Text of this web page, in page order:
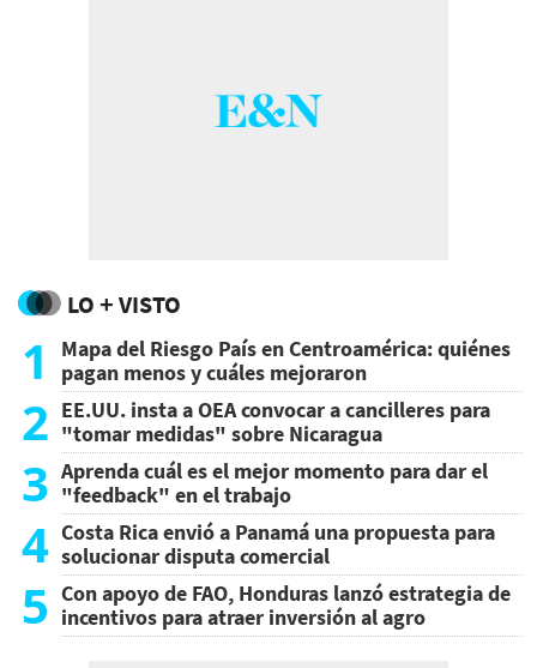
LO + VISTO
1
Mapa del Riesgo País en Centroamérica: quiénes
pagan menos y cuáles mejoraron
2 EE.UU. insta a OEA convocar a cancilleres para
"tomar medidas" sobre Nicaragua
3 Aprenda cuál es el mejor momento para dar el
"feedback" en el trabajo
4 Costa Rica envió a Panamá una propuesta para
solucionar disputa comercial
5 Con apoyo de FAO, Honduras lanzó estrategia de
incentivos para atraer inversión al agro